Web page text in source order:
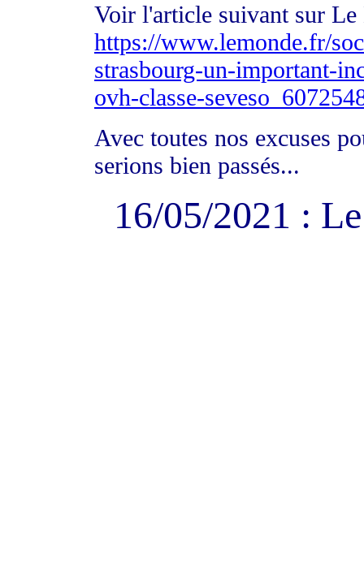
Voir l'article suivant sur
https://www.lemonde.fr/
strasbourg-un-important-
ovh-classe-
Avec toutes nos excuses
serions bien passés...
16/05/2021 :